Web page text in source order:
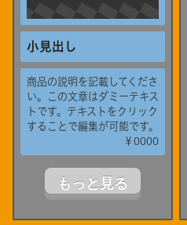
小見出し
商品の説明を記載してくださ
い。この文章はダミーテキス
トです。テキストをクリック
することで編集が可能です。
￥0000
もっと見る